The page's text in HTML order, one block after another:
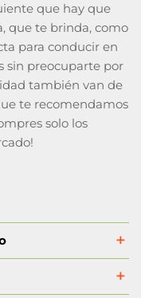
que hay que
que te brinda, como
para conducir en
sin preocuparte por
también van de
te recomendamos
solo los